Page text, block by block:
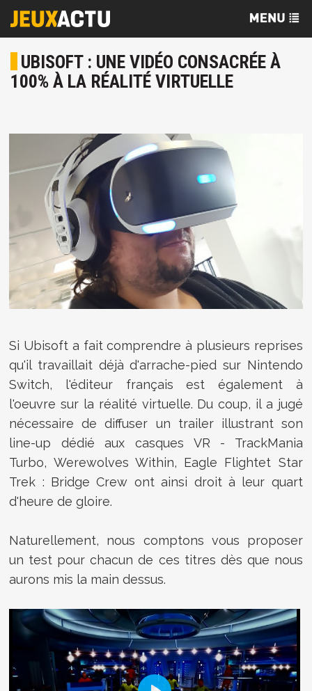
UBISOFT : UNE VIDÉO CONSACRÉE À
100% À LA RÉALITÉ VIRTUELLE
Si Ubisoft a fait comprendre à plusieurs reprises
qu'il travaillait déjà d'arrache-pied sur Nintendo
Switch, l'éditeur français est également à
l'oeuvre sur la réalité virtuelle. Du coup, il a jugé
nécessaire de diffuser un trailer illustrant son
line-up dédié aux casques VR - TrackMania
Turbo, Werewolves Within, Eagle Flightet Star
Trek : Bridge Crew ont ainsi droit à leur quart
d'heure de gloire.
Naturellement, nous comptons vous proposer
un test pour chacun de ces titres dès que nous
aurons mis la main dessus.